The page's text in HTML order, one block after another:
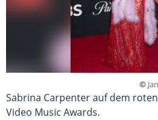
©
Sabrina Carpenter auf dem
Video Music Awards.